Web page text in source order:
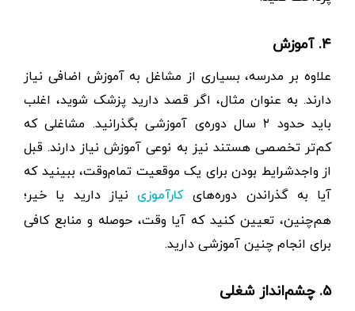
۴. آموزش
علاوه بر مدرسه، بسیاری از مشاغل به آموزش اضافی نیاز
دارند. به عنوان مثال، اگر قصد دارید پزشک شوید، اغلب
باید حدود ۲ سال دوره‌ی آموزشی بگذرانید. مشاغلی که
کم‌تر تخصصی هستند نیز به نوعی آموزش نیاز دارند. قبل
از واجدشرایط بودن برای یک موقعیت تمام‌وقت، ببینید که
آیا به گذراندن دوره‌های کارآموزی نیاز دارید یا خیر؛
هم‌چنین، تعیین کنید که آیا وقت، حوصله و منابع کافی
برای انجام چنین آموزشی دارید.
۵. چشم‌انداز شغلی